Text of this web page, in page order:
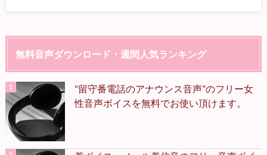
無料音声ダウンロード・週間人気ランキング
“留守番電話のアナウンス音声”のフリー女
性音声ボイスを無料でお使い頂けます。